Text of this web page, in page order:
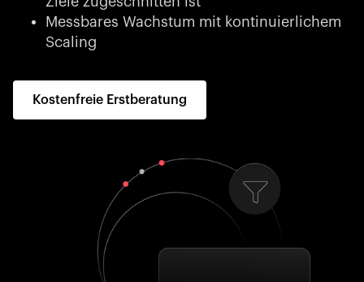
Messbares Wachstum mit kontinuierlichem
Scaling
Kostenfreie Erstberatung